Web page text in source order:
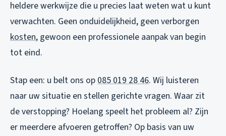
heldere werkwijze die u precies laat weten wat u kunt
verwachten. Geen onduidelijkheid, geen verborgen
kosten, gewoon een professionele aanpak van begin
tot eind.
Stap een: u belt ons op085 019 28 46. Wij luisteren
naar uw situatie en stellen gerichte vragen. Waar zit
de verstopping? Hoelang speelt het probleem al? Zijn
er meerdere afvoeren getroffen? Op basis van uw